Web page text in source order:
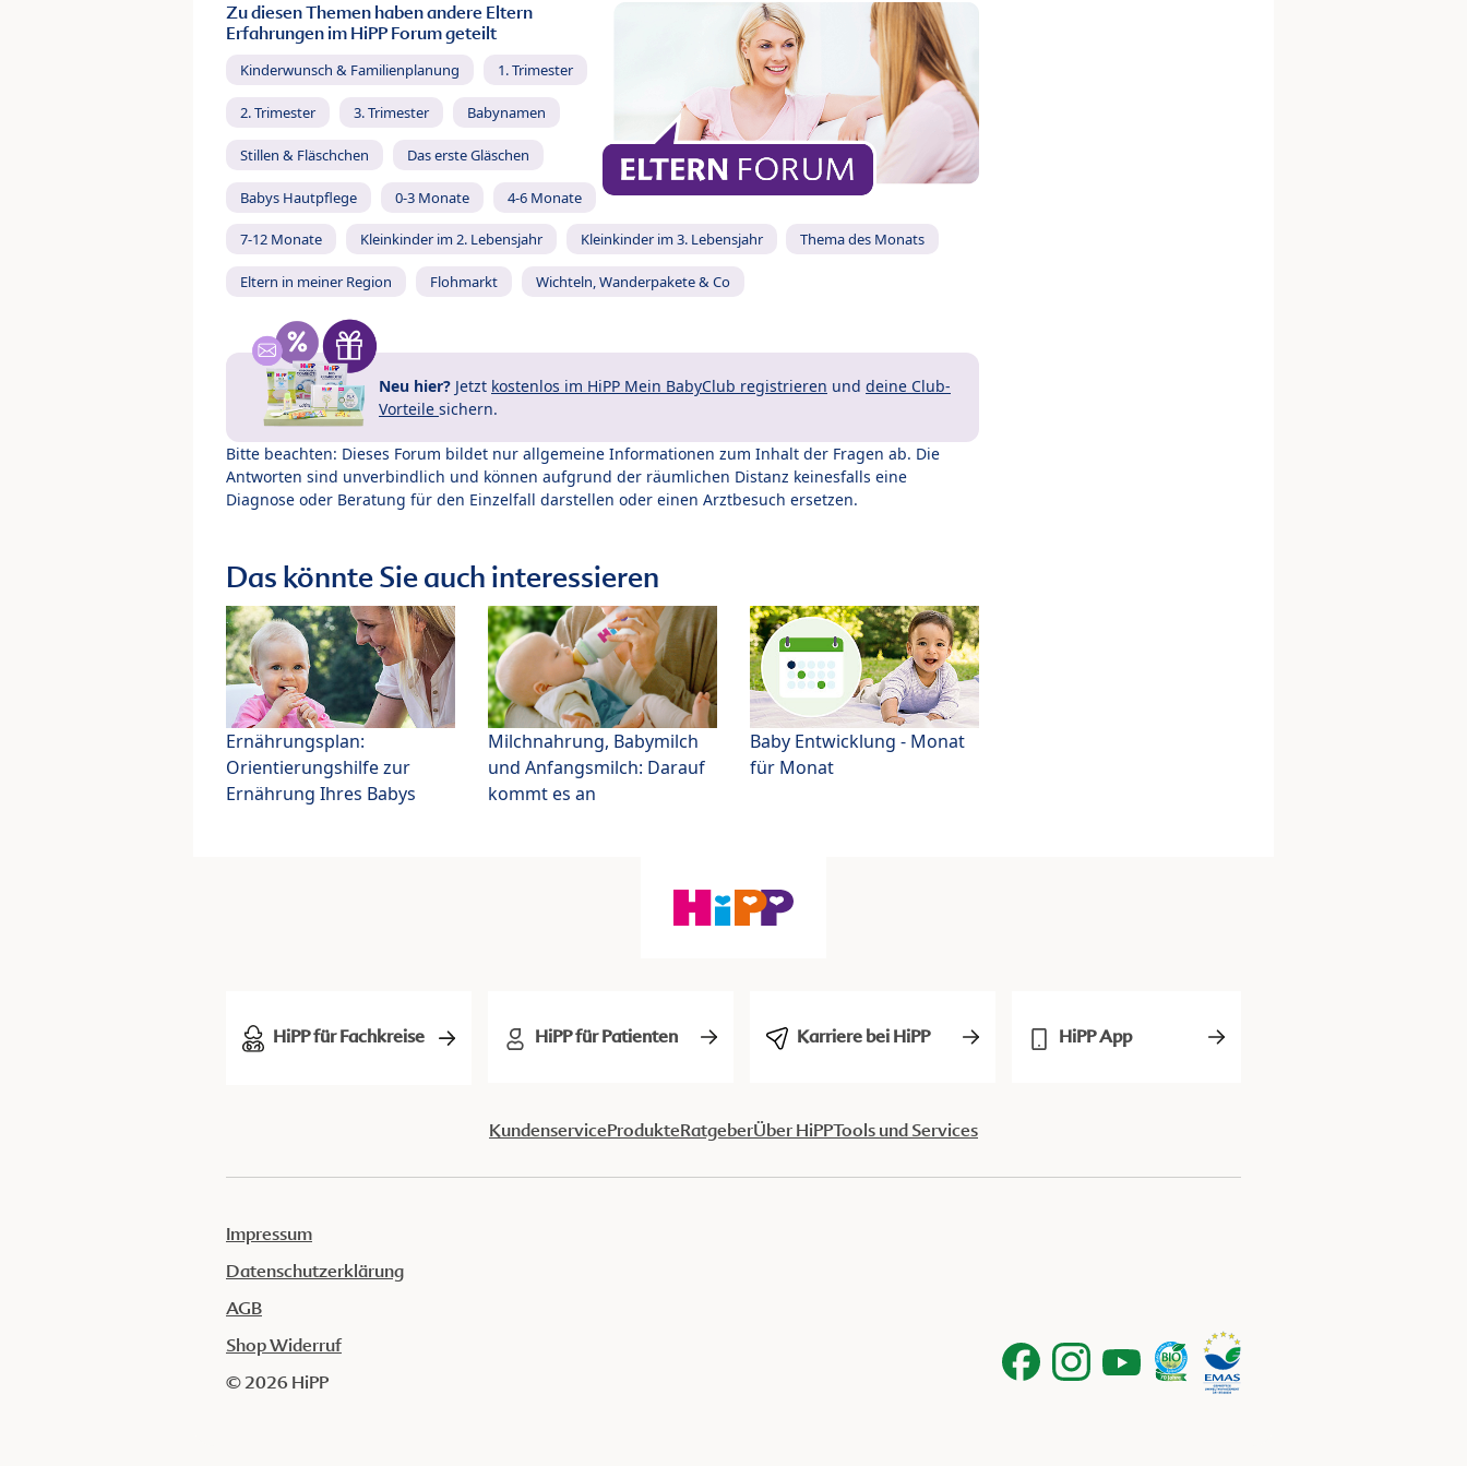
Zu diesen Themen haben andere Eltern
Erfahrungen im HiPP Forum geteilt
Kinderwunsch & Familienplanung 1. Trimester
2. Trimester 3. Trimester Babynamen
Stillen & Fläschchen Das erste Gläschen
Babys Hautpflege 0-3 Monate 4-6 Monate
7-12 Monate Kleinkinder im 2. Lebensjahr Kleinkinder im 3. Lebensjahr Thema des Monats
Eltern in meiner Region Flohmarkt Wichteln, Wanderpakete & Co
Neu hier? Jetzt kostenlos im HiPP Mein BabyClub registrieren und deine Club-
Vorteile sichern.
Bitte beachten: Dieses Forum bildet nur allgemeine Informationen zum Inhalt der Fragen ab. Die
Antworten sind unverbindlich und können aufgrund der räumlichen Distanz keinesfalls eine
Diagnose oder Beratung für den Einzelfall darstellen oder einen Arztbesuch ersetzen.
Das könnte Sie auch interessieren
Ernährungsplan:
Orientierungshilfe zur
Ernährung Ihres Babys
Milchnahrung, Babymilch
und Anfangsmilch: Darauf
kommt es an
Baby Entwicklung - Monat
für Monat
HiPP für Fachkreise HiPP für Patienten Karriere bei HiPP HiPP App
KundenserviceProdukteRatgeberÜber HiPPTools und Services
Impressum
Datenschutzerklärung
AGB
Shop Widerruf
© 2026 HiPP